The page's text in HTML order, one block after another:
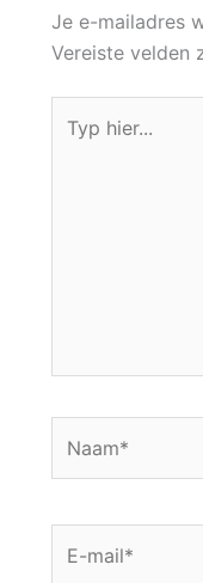
Je e-mailadres
Vereiste velden
hier...
mail*